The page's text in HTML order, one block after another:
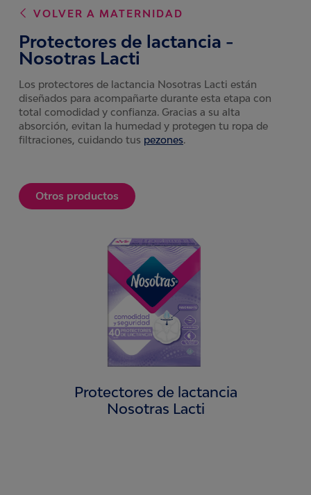
VOLVER A MATERNIDAD
Protectores de lactancia -
Nosotras Lacti
Los protectores de lactancia Nosotras Lacti están
diseñados para acompañarte durante esta etapa con
total comodidad y confianza. Gracias a su alta
absorción, evitan la humedad y protegen tu ropa de
filtraciones, cuidando tus pezones.
Otros productos
Protectores de lactancia
Nosotras Lacti